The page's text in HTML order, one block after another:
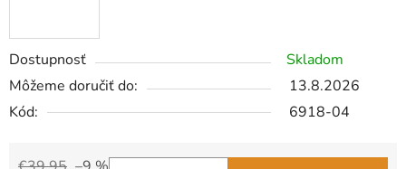
Dostupnosť
Skladom
Môžeme doručiť do:
13.8.2026
Kód:
6918-04